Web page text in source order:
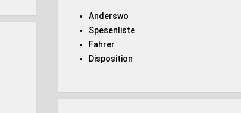
Anderswo
Spesenliste
Fahrer
Disposition